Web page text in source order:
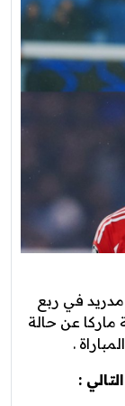
في ربع
عن حالة
.
: